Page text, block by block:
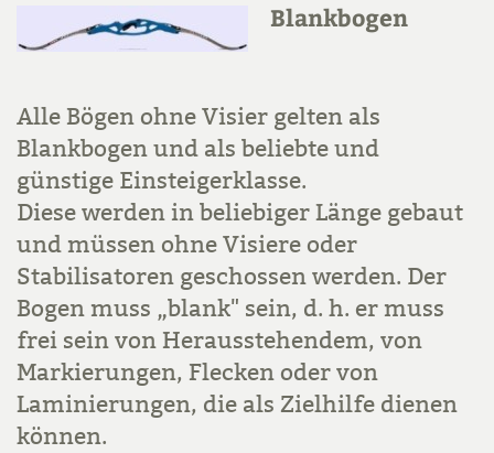
Blankbogen
Alle Bögen ohne Visier gelten als
Blankbogen und als beliebte und
günstige Einsteigerklasse.
Diese werden in beliebiger Länge gebaut
und müssen ohne Visiere oder
Stabilisatoren geschossen werden. Der
Bogen muss „blank" sein, d. h. er muss
frei sein von Herausstehendem, von
Markierungen, Flecken oder von
Laminierungen, die als Zielhilfe dienen
können.